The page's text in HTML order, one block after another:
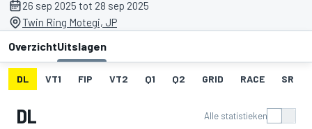
26 sep 2025 tot 28 sep 2025
Twin Ring Motegi, JP
OverzichtUitslagen
DL VT1 FIP VT2 Q1 Q2 GRID RACE SR
DL Alle statistieken